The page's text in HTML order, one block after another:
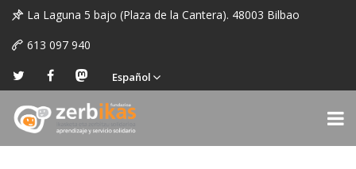
La Laguna 5 bajo (Plaza de la Cantera). 48003 Bilbao
613 097 940
Español